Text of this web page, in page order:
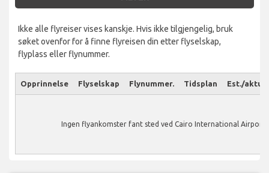
Ikke alle flyreiser vises kanskje. Hvis ikke tilgjengelig, bruk
søket ovenfor for å finne flyreisen din etter flyselskap,
flyplass eller flynummer.
Opprinnelse Flyselskap Flynummer. Tidsplan Est./
Ingen flyankomster fant sted ved Cairo International Airport.